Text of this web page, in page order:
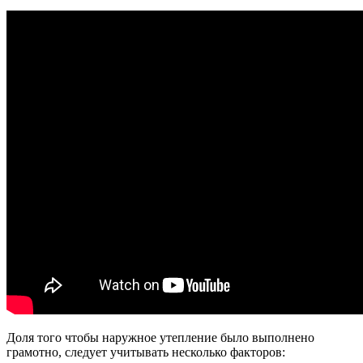
Доля того чтобы наружное утепление было выполнено
грамотно, следует учитывать несколько факторов: